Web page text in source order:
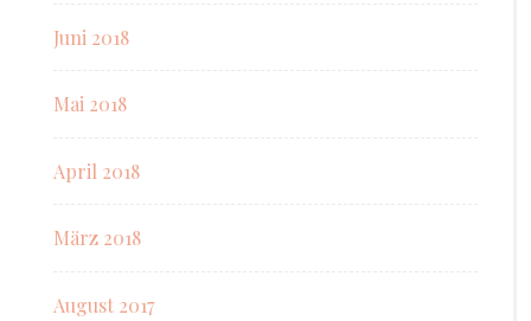
Juni 2018
Mai 2018
April 2018
März 2018
August 2017